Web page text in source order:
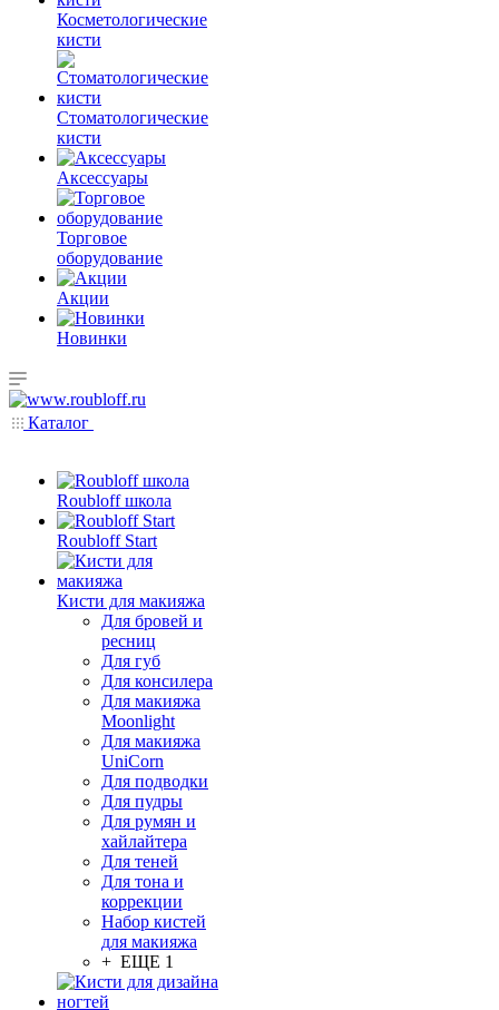
Косметологические
кисти
Стоматологические
кисти
Аксессуары
Торговое
оборудование
Акции
Новинки
Каталог
Roubloff школа
Roubloff Start
Кисти для макияжа
Для бровей и
ресниц
Для губ
Для консилера
Для макияжа
Moonlight
Для макияжа
UniCorn
Для подводки
Для пудры
Для румян и
хайлайтера
Для теней
Для тона и
коррекции
Набор кистей
для макияжа
+ ЕЩЕ 1